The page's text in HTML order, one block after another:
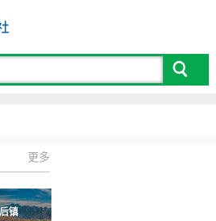
更多
镇